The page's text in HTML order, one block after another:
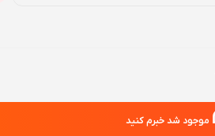
موجود شد خبرم کنید